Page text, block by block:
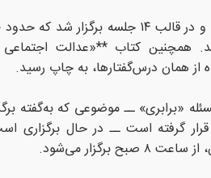
همچنین کتاب **«عدالت اجتماعی
از همان درس‌گفتارها، به چاپ رسید.
«برابری» ــ موضوعی که به‌گفته
گرفته است ــ در حال برگزاری
می‌شود.